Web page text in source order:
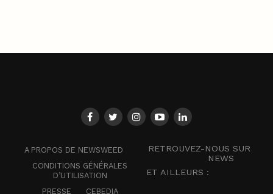
A PROPOS DE NEWSWEED
CONDITIONS GÉNÉRALES
D’UTILISATION
PRESSE
CEBEDIA
RETROUVEZ-NOUS SUR
NEWS
ET AILLEURS :